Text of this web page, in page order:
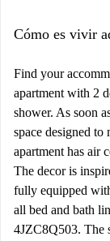
Cómo es vivir
Find your
apartment with 2
shower. As soon
space designed
apartment has air
The decor is
fully equipped
all bed and bath
4JZC8Q503. The